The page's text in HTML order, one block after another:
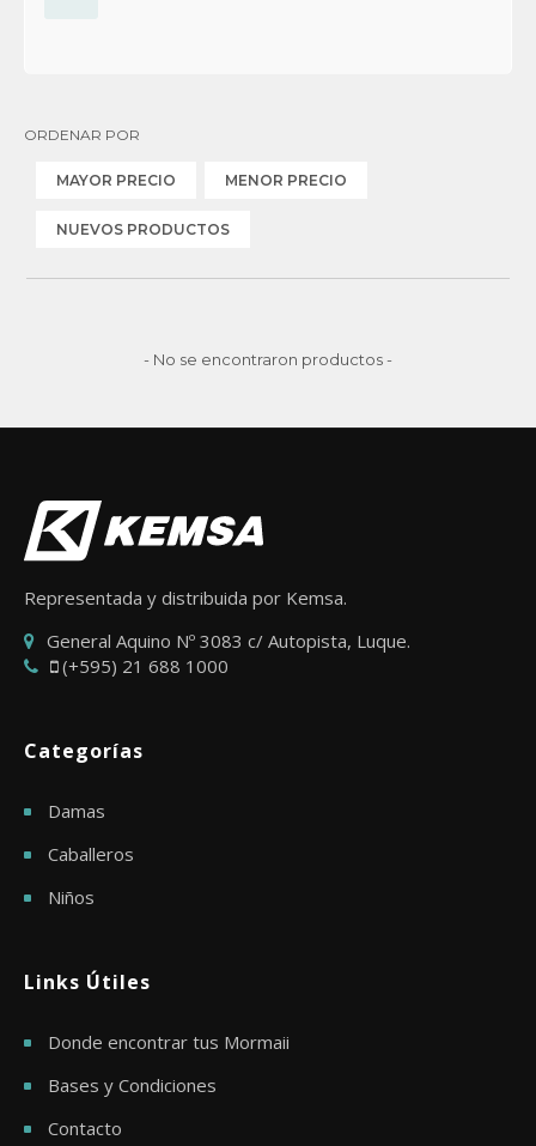
ORDENAR POR
MAYOR PRECIO MENOR PRECIO
NUEVOS PRODUCTOS
- No se encontraron productos -
Representada y distribuida por Kemsa.
General Aquino Nº 3083 c/ Autopista, Luque.
(+595) 21 688 1000
Categorías
Damas
Caballeros
Niños
Links Útiles
Donde encontrar tus Mormaii
Bases y Condiciones
Contacto